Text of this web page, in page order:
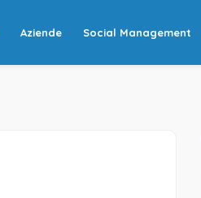
Aziende Social Management